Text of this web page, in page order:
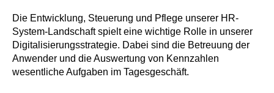
Die Entwicklung, Steuerung und Pflege unserer HR-
System-Landschaft spielt eine wichtige Rolle in unserer
Digitalisierungsstrategie. Dabei sind die Betreuung der
Anwender und die Auswertung von Kennzahlen
wesentliche Aufgaben im Tagesgeschäft.